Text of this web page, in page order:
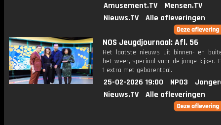
Amusement.TV
Mensen.TV
Nieuws.TV
Alle afleveringen
NOS Jeugdjournaal: Afl. 56
Het laatste nieuws uit binnen- en
het weer, speciaal voor de jonge kijker.
1 extra met gebarentaal.
25-02-2026 19:00 NPO3
Nieuws.TV
Alle afleveringen